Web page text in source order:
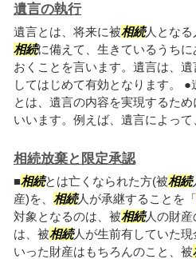
遺言の執行
遺言とは、将来に被相続人となる
相続に備えて、生きているうち
おくことを言います。遺言は、遺
してはじめて有効となります。
とは、遺言の内容を実現するた
いいます。例えば、遺言によって
相続放棄と限定承認
■相続とは亡くなられた方(被相続
産)を、 相続人が承継することを「
対象となるのは、被相続人の財産
は、被相続人が生前有していた
いった財産はもちろんのこと、被